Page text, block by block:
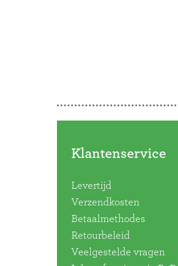
Klantenservice
Levertijd
Verzendkosten
Betaalmethodes
Retourbeleid
Veelgestelde vragen